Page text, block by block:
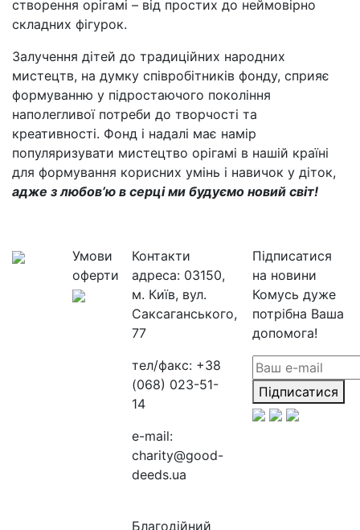
створення орігамі – від простих до неймовірно
складних фігурок.
Залучення дітей до традиційних народних
мистецтв, на думку співробітників фонду, сприяє
формуванню у підростаючого покоління
наполегливої потреби до творчості та
креативності. Фонд і надалі має намір
популяризувати мистецтво орігамі в нашій країні
для формування корисних умінь і навичок у діток,
адже з любов’ю в серці ми будуємо новий світ!
Умови
оферти
Контакти
адреса: 03150,
м. Київ, вул.
Саксаганського,
77
тел/факс: +38
(068) 023-51-
14
e-mail:
charity@good-
deeds.ua
Благодійний
Підписатися
на новини
Комусь дуже
потрібна Ваша
допомога!
Підписатися